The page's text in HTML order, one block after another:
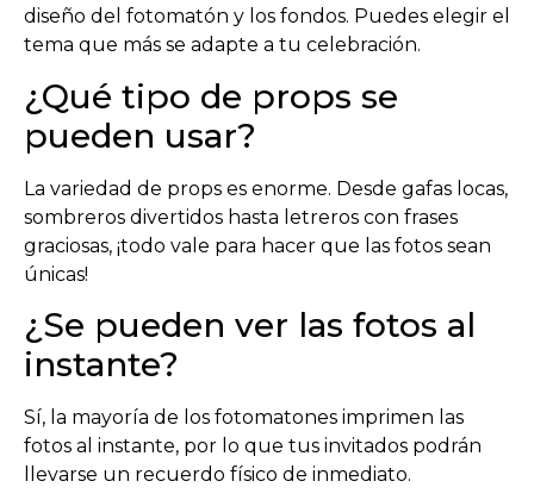
diseño del fotomatón y los fondos. Puedes elegir el
tema que más se adapte a tu celebración.
¿Qué tipo de props se
pueden usar?
La variedad de props es enorme. Desde gafas locas,
sombreros divertidos hasta letreros con frases
graciosas, ¡todo vale para hacer que las fotos sean
únicas!
¿Se pueden ver las fotos al
instante?
Sí, la mayoría de los fotomatones imprimen las
fotos al instante, por lo que tus invitados podrán
llevarse un recuerdo físico de inmediato.